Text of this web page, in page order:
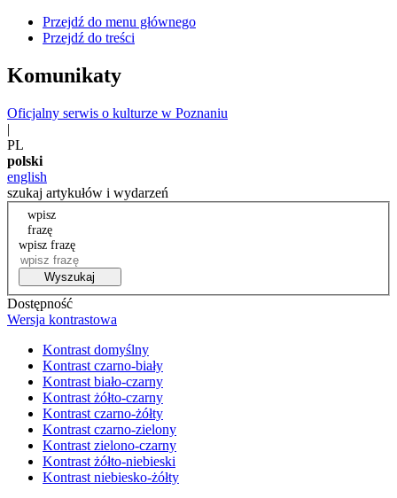
Przejdź do menu głównego
Przejdź do treści
Komunikaty
Oficjalny serwis o kulturze w Poznaniu
|
PL
polski
english
szukaj artykułów i wydarzeń
wpisz
frazę
wpisz frazę
Wyszukaj
Dostępność
Wersja kontrastowa
Kontrast domyślny
Kontrast czarno-biały
Kontrast biało-czarny
Kontrast żółto-czarny
Kontrast czarno-żółty
Kontrast czarno-zielony
Kontrast zielono-czarny
Kontrast żółto-niebieski
Kontrast niebiesko-żółty